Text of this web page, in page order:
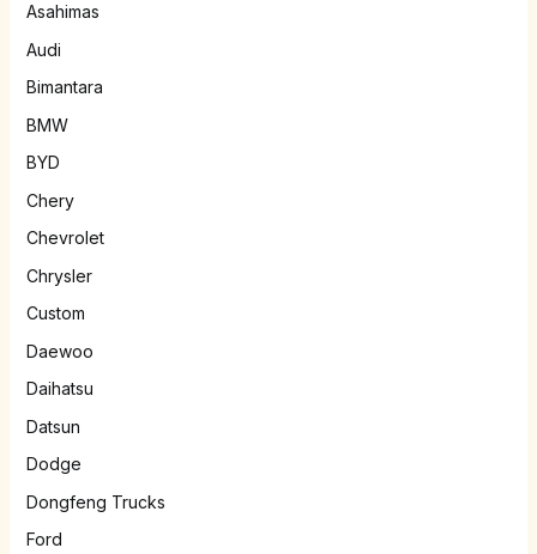
Asahimas
Audi
Bimantara
BMW
BYD
Chery
Chevrolet
Chrysler
Custom
Daewoo
Daihatsu
Datsun
Dodge
Dongfeng Trucks
Ford